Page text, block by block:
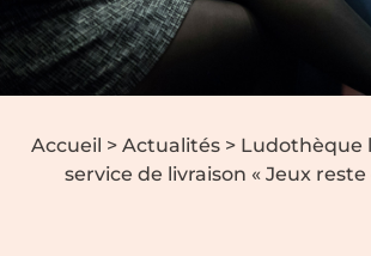
Accueil > Actualités> Ludothèque
service de livraison « Jeux reste